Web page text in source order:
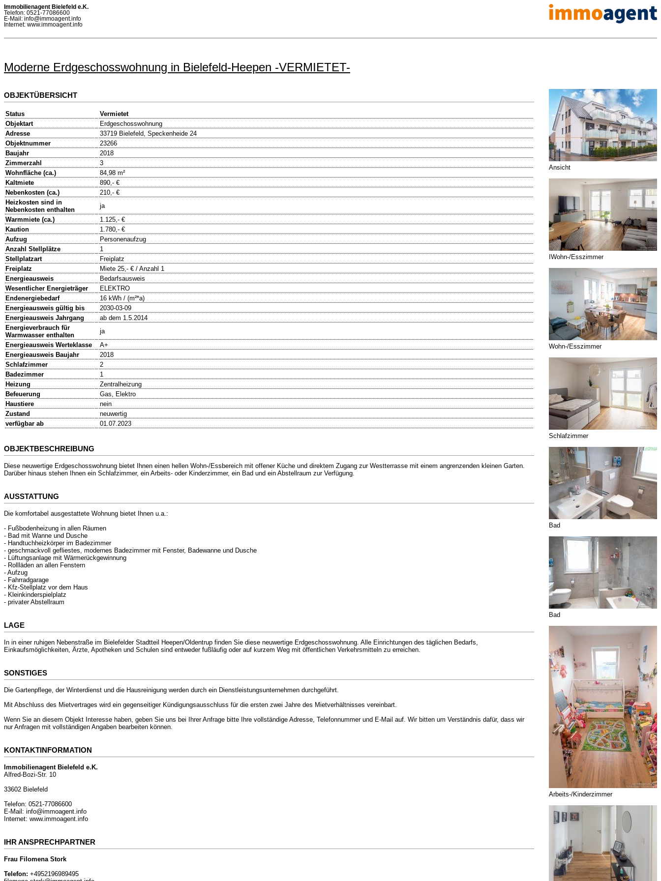
Immobilienagent Bielefeld e.K.
Telefon: 0521-77086600
E-Mail: info@immoagent.info
Internet: www.immoagent.info
Moderne Erdgeschosswohnung in Bielefeld-Heepen -VERMIETET-
OBJEKTÜBERSICHT
Status
Vermietet
Objektart
Erdgeschosswohnung
Adresse
33719 Bielefeld, Speckenheide 24
Objektnummer
23266
Baujahr
2018
Zimmerzahl
3
Wohnfläche (ca.)
84,98 m²
Kaltmiete
890,- €
Nebenkosten (ca.)
210,- €
Heizkosten sind in
Nebenkosten enthalten
ja
Warmmiete (ca.)
1.125,- €
Kaution
1.780,- €
Aufzug
Personenaufzug
Anzahl Stellplätze
1
Stellplatzart
Freiplatz
Freiplatz
Miete 25,- € / Anzahl 1
Energieausweis
Bedarfsausweis
Wesentlicher Energieträger
ELEKTRO
Endenergiebedarf
16 kWh / (m²*a)
Energieausweis gültig bis
2030-03-09
Energieausweis Jahrgang
ab dem 1.5.2014
Energieverbrauch für
Warmwasser enthalten
ja
Energieausweis Werteklasse
A+
Energieausweis Baujahr
2018
Schlafzimmer
2
Badezimmer
1
Heizung
Zentralheizung
Befeuerung
Gas, Elektro
Haustiere
nein
Zustand
neuwertig
verfügbar ab
01.07.2023
OBJEKTBESCHREIBUNG
Diese neuwertige Erdgeschosswohnung bietet Ihnen einen hellen Wohn-/Essbereich mit offener Küche und direktem Zugang zur Westterrasse mit einem angrenzenden kleinen Garten.
Darüber hinaus stehen Ihnen ein Schlafzimmer, ein Arbeits- oder Kinderzimmer, ein Bad und ein Abstellraum zur Verfügung.
AUSSTATTUNG
Die komfortabel ausgestattete Wohnung bietet Ihnen u.a.:
- Fußbodenheizung in allen Räumen
- Bad mit Wanne und Dusche
- Handtuchheizkörper im Badezimmer
- geschmackvoll gefliestes, modernes Badezimmer mit Fenster, Badewanne und Dusche
- Lüftungsanlage mit Wärmerückgewinnung
- Rollläden an allen Fenstern
- Aufzug
- Fahrradgarage
- Kfz-Stellplatz vor dem Haus
- Kleinkinderspielplatz
- privater Abstellraum
LAGE
In in einer ruhigen Nebenstraße im Bielefelder Stadtteil Heepen/Oldentrup finden Sie diese neuwertige Erdgeschosswohnung. Alle Einrichtungen des täglichen Bedarfs,
Einkaufsmöglichkeiten, Ärzte, Apotheken und Schulen sind entweder fußläufig oder auf kurzem Weg mit öffentlichen Verkehrsmitteln zu erreichen.
SONSTIGES
Die Gartenpflege, der Winterdienst und die Hausreinigung werden durch ein Dienstleistungsunternehmen durchgeführt.
Mit Abschluss des Mietvertrages wird ein gegenseitiger Kündigungsausschluss für die ersten zwei Jahre des Mietverhältnisses vereinbart.
Wenn Sie an diesem Objekt Interesse haben, geben Sie uns bei Ihrer Anfrage bitte Ihre vollständige Adresse, Telefonnummer und E-Mail auf. Wir bitten um Verständnis dafür, dass wir
nur Anfragen mit vollständigen Angaben bearbeiten können.
KONTAKTINFORMATION
Immobilienagent Bielefeld e.K.
Alfred-Bozi-Str. 10
33602 Bielefeld
Telefon: 0521-77086600
E-Mail: info@immoagent.info
Internet: www.immoagent.info
IHR ANSPRECHPARTNER
Frau Filomena Stork
Telefon: +4952196989495
Ansicht
IWohn-/Esszimmer
Wohn-/Esszimmer
Schlafzimmer
Bad
Bad
Arbeits-/Kinderzimmer